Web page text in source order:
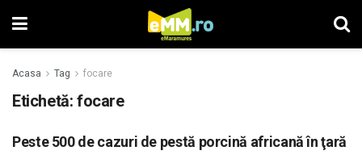
Acasa Tag focare
Etichetă: focare
Peste 500 de cazuri de pestă porcină africană în ţară